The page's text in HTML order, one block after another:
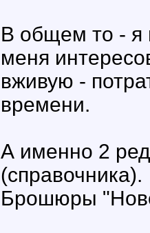
В общем то - я
меня
вживую -
времени.
А именно 2
(справочника).
Брошюры